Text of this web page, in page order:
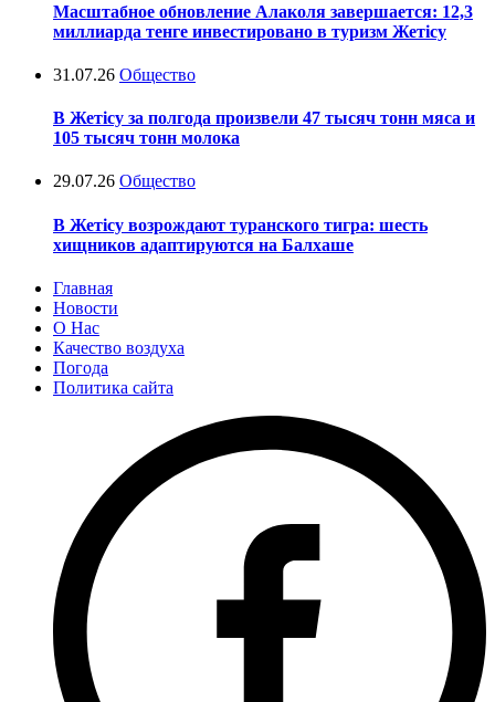
Масштабное обновление Алаколя завершается: 12,3
миллиарда тенге инвестировано в туризм Жетісу
31.07.26 Общество
В Жетісу за полгода произвели 47 тысяч тонн мяса и
105 тысяч тонн молока
29.07.26 Общество
В Жетісу возрождают туранского тигра: шесть
хищников адаптируются на Балхаше
Главная
Новости
О Нас
Качество воздуха
Погода
Политика сайта